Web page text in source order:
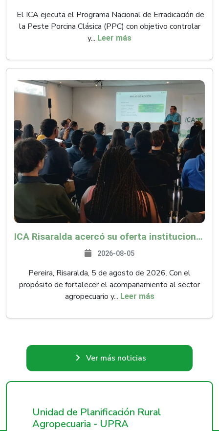
El ICA ejecuta el Programa Nacional de Erradicación de
la Peste Porcina Clásica (PPC) con objetivo controlar
y... Leer más
ICA Risaralda acercó su oferta institucional a productores y emprendedores en Expocamello
2026-08-05
Pereira, Risaralda, 5 de agosto de 2026. Con el
propósito de fortalecer el acompañamiento al sector
agropecuario y... Leer más
Ver más noticias
Unidad de Planificación Rural
Agropecuaria - UPRA